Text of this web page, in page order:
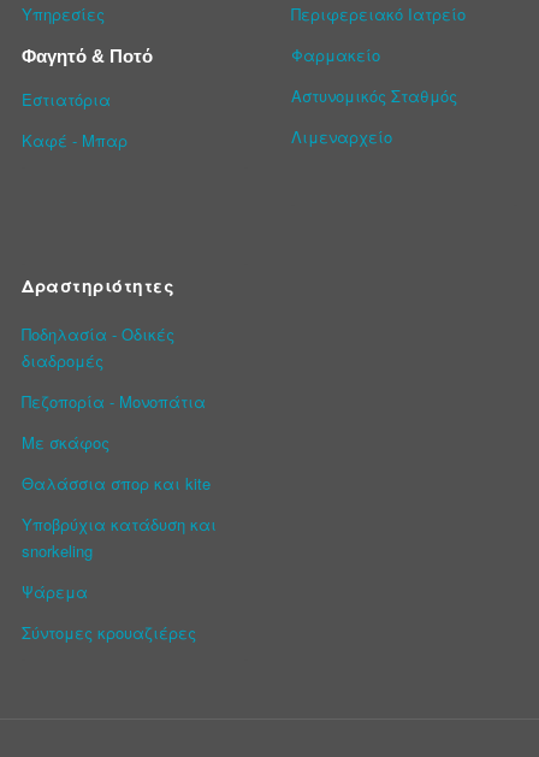
Υπηρεσίες
Φαγητό & Ποτό
Εστιατόρια
Καφέ - Μπαρ
Περιφερειακό Ιατρείο
Φαρμακείο
Αστυνομικός Σταθμός
Λιμεναρχείο
Δραστηριότητες
Ποδηλασία - Οδικές
διαδρομές
Πεζοπορία - Μονοπάτια
Με σκάφος
Θαλάσσια σπορ και kite
Υποβρύχια κατάδυση και
snorkeling
Ψάρεμα
Σύντομες κρουαζιέρες